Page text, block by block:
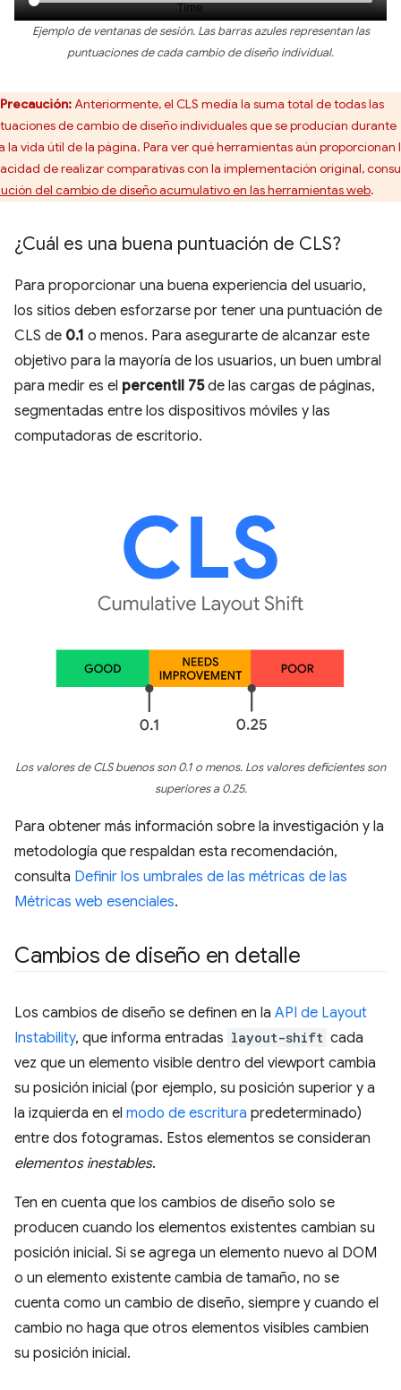
Ejemplo de ventanas de sesión. Las barras azules representan las
puntuaciones de cada cambio de diseño individual.
Precaución:Anteriormente, el CLS medía la suma total de todas las
de cambio de diseño individuales que se producían durante
la vida útil de la página. Para ver qué herramientas aún proporcionan
de realizar comparativas con la implementación original,
del cambio de diseño acumulativo en las herramientas web.
¿Cuál es una buena puntuación de CLS?
Para proporcionar una buena experiencia del usuario,
los sitios deben esforzarse por tener una puntuación de
CLS de 0.1 o menos. Para asegurarte de alcanzar este
objetivo para la mayoría de los usuarios, un buen umbral
para medir es el percentil 75de las cargas de páginas,
segmentadas entre los dispositivos móviles y las
computadoras de escritorio.
Los valores de CLS buenos son 0.1 o menos. Los valores deficientes son
superiores a 0.25.
Para obtener más información sobre la investigación y la
metodología que respaldan esta recomendación,
consulta Definir los umbrales de las métricas de las
Métricas web esenciales.
Cambios de diseño en detalle
Los cambios de diseño se definen en la API de Layout
Instability, que informa entradas layout-shift cada
vez que un elemento visible dentro del viewport cambia
su posición inicial (por ejemplo, su posición superior y a
la izquierda en el modo de escritura predeterminado)
entre dos fotogramas. Estos elementos se consideran
elementos inestables.
Ten en cuenta que los cambios de diseño solo se
producen cuando los elementos existentes cambian su
posición inicial. Si se agrega un elemento nuevo al DOM
o un elemento existente cambia de tamaño, no se
cuenta como un cambio de diseño, siempre y cuando el
cambio no haga que otros elementos visibles cambien
su posición inicial.